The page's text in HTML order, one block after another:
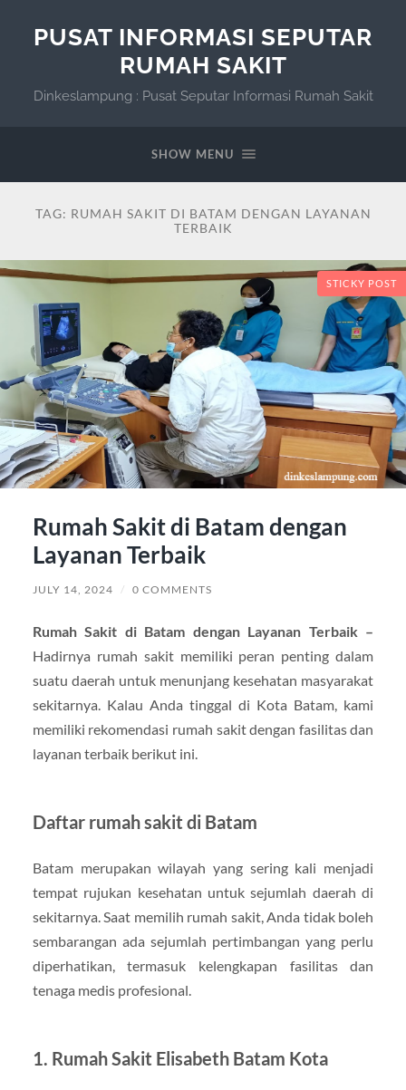
PUSAT INFORMASI SEPUTAR
RUMAH SAKIT
Dinkeslampung : Pusat Seputar Informasi Rumah Sakit
SHOW MENU
TAG: RUMAH SAKIT DI BATAM DENGAN LAYANAN
TERBAIK
STICKY POST
Rumah Sakit di Batam dengan
Layanan Terbaik
JULY 14, 2024 / 0 COMMENTS
Rumah Sakit di Batam dengan Layanan Terbaik –
Hadirnya rumah sakit memiliki peran penting dalam
suatu daerah untuk menunjang kesehatan masyarakat
sekitarnya. Kalau Anda tinggal di Kota Batam, kami
memiliki rekomendasi rumah sakit dengan fasilitas dan
layanan terbaik berikut ini.
Daftar rumah sakit di Batam
Batam merupakan wilayah yang sering kali menjadi
tempat rujukan kesehatan untuk sejumlah daerah di
sekitarnya. Saat memilih rumah sakit, Anda tidak boleh
sembarangan ada sejumlah pertimbangan yang perlu
diperhatikan, termasuk kelengkapan fasilitas dan
tenaga medis profesional.
1. Rumah Sakit Elisabeth Batam Kota